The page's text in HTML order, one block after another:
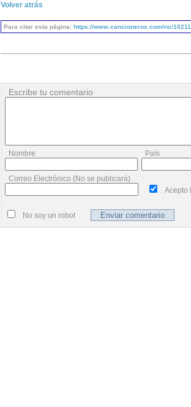
Volver atrás
Para citar esta página: https://www.cancioneros.com/nc/
Escribe tu comentario
Nombre País
Correo Electrónico (No se publicará)
Acepto
No soy un robot